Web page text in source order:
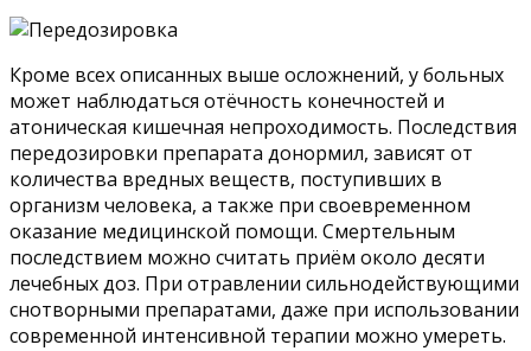
Кроме всех описанных выше осложнений, у больных
может наблюдаться отёчность конечностей и
атоническая кишечная непроходимость. Последствия
передозировки препарата донормил, зависят от
количества вредных веществ, поступивших в
организм человека, а также при своевременном
оказание медицинской помощи. Смертельным
последствием можно считать приём около десяти
лечебных доз. При отравлении сильнодействующими
снотворными препаратами, даже при использовании
современной интенсивной терапии можно умереть.